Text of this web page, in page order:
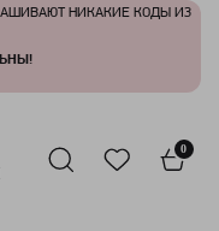
НИКАКИЕ КОДЫ ИЗ
0